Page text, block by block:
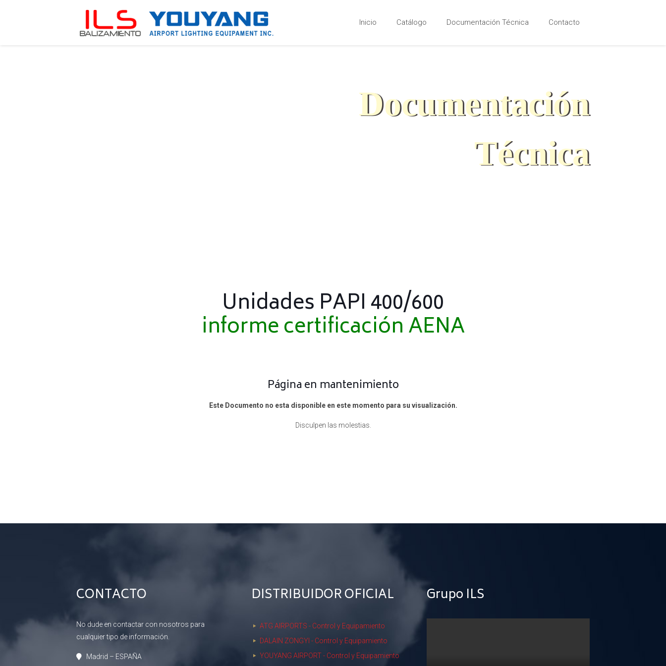
Inicio Catálogo Documentación Técnica Contacto
Documentación
Técnica
Unidades PAPI 400/600
informe certificación AENA
Página en mantenimiento
Este Documento no esta disponible en este momento para su visualización.
Disculpen las molestias.
CONTACTO
No dude en contactar con nosotros para
cualquier tipo de información.
Madrid – ESPAÑA
DISTRIBUIDOR OFICIAL
ATG AIRPORTS - Control y Equipamiento
DALAIN ZONGYI - Control y Equipamiento
YOUYANG AIRPORT - Control y Equipamiento
Grupo ILS